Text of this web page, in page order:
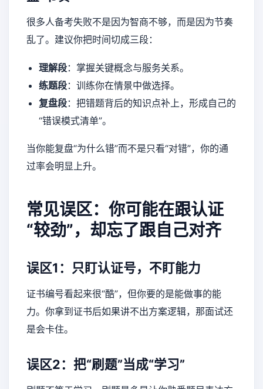
很多人备考失败不是因为智商不够，而是因为节奏
乱了。建议你把时间切成三段：
理解段：掌握关键概念与服务关系。
练题段：训练你在情景中做选择。
复盘段：把错题背后的知识点补上，形成自己的
“错误模式清单”。
当你能复盘“为什么错”而不是只看“对错”，你的通
过率会明显上升。
常见误区：你可能在跟认证
“较劲”，却忘了跟自己对齐
误区1：只盯认证号，不盯能力
证书编号看起来很“酷”，但你要的是能做事的能
力。你拿到证书后如果讲不出方案逻辑，那面试还
是会卡住。
误区2：把“刷题”当成“学习”